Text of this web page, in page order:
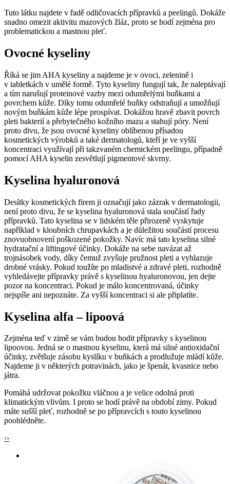
Tuto látku najdete v řadě odličovacích přípravků a peelingů. Dokáže
snadno omezit aktivitu mazových žláz, proto se hodí zejména pro
problematickou a mastnou pleť.
Ovocné kyseliny
Říká se jim AHA kyseliny a najdeme je v ovoci, zelenině i
v tabletkách v umělé formě. Tyto kyseliny fungují tak, že naleptávají
a tím narušují proteinové vazby mezi odumřelými buňkami a
povrchem kůže. Díky tomu odumřelé buňky odstraňují a umožňují
novým buňkám kůže lépe prospívat. Dokážou hravě zbavit povrch
pleti bakterií a přebytečného kožního mazu a stahují póry. Není
proto divu, že jsou ovocné kyseliny oblíbenou přísadou
kosmetických výrobků a také dermatologů, kteří je ve vyšší
koncentraci využívají při takzvaném chemickém peelingu, případně
pomocí AHA kyselin zesvětlují pigmentové skvrny.
Kyselina hyaluronová
Desítky kosmetických firem ji označují jako zázrak v dermatologii,
není proto divu, že se kyselina hyaluronová stala součástí řady
přípravků. Tato kyselina se v lidském těle přirozeně vyskytuje
například v kloubních chrupavkách a je důležitou součástí procesu
znovuobnovení poškozené pokožky. Navíc má tato kyselina silné
hydratační a liftingové účinky. Dokáže na sebe navázat až
trojnásobek vody, díky čemuž zvyšuje pružnost pleti a vyhlazuje
drobné vrásky. Pokud toužíte po mladistvé a zdravé pleti, rozhodně
vyhledávejte přípravky právě s kyselinou hyaluronovou, jen dejte
pozor na koncentraci. Pokud je málo koncentrovaná, účinky
nejspíše ani nepoznáte. Za vyšší koncentraci si ale připlatíte.
Kyselina alfa – lipoová
Zejména teď v zimě se vám budou hodit přípravky s kyselinou
lipoovou. Jedná se o mastnou kyselinu, která má silné antioxidační
účinky, zvětšuje zásobu kyslíku v buňkách a prodlužuje mládí kůže.
Najdeme ji v některých potravinách, jako je špenát, kvasnice nebo
játra.
Pomáhá udržovat pokožku vláčnou a je velice odolná proti
klimatickým vlivům. I proto se hodí právě na období zimy. Pokud
máte sušší pleť, rozhodně se po přípravcích s touto kyselinou
poohlédněte.
‹›